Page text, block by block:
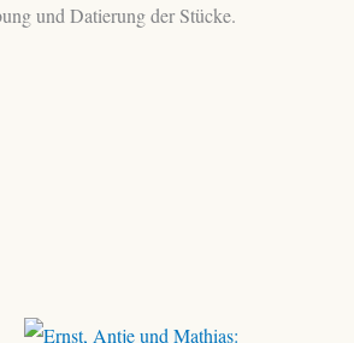
und Datierung der Stücke.